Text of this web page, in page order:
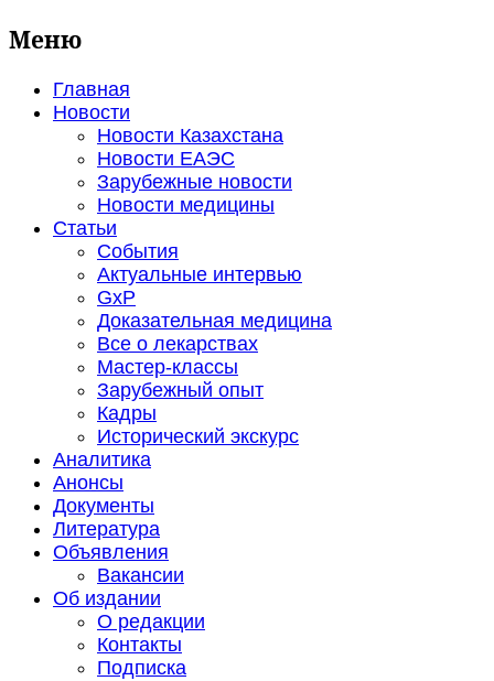
Меню
Главная
Новости
Новости Казахстана
Новости ЕАЭС
Зарубежные новости
Новости медицины
Статьи
События
Актуальные интервью
GxP
Доказательная медицина
Все о лекарствах
Мастер-классы
Зарубежный опыт
Кадры
Исторический экскурс
Аналитика
Анонсы
Документы
Литература
Объявления
Вакансии
Об издании
О редакции
Контакты
Подписка